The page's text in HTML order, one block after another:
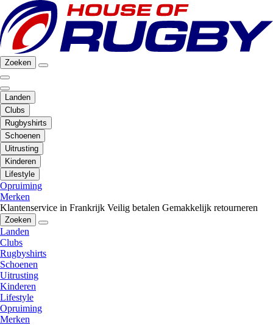
Zoeken
Landen
Clubs
Rugbyshirts
Schoenen
Uitrusting
Kinderen
Lifestyle
Opruiming
Merken
Klantenservice in Frankrijk Veilig betalen Gemakkelijk retourneren
Zoeken
Landen
Clubs
Rugbyshirts
Schoenen
Uitrusting
Kinderen
Lifestyle
Opruiming
Merken